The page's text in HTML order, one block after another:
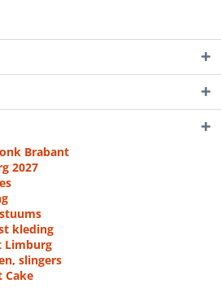
Brabant
2027
kleding
Limburg
slingers
Cake